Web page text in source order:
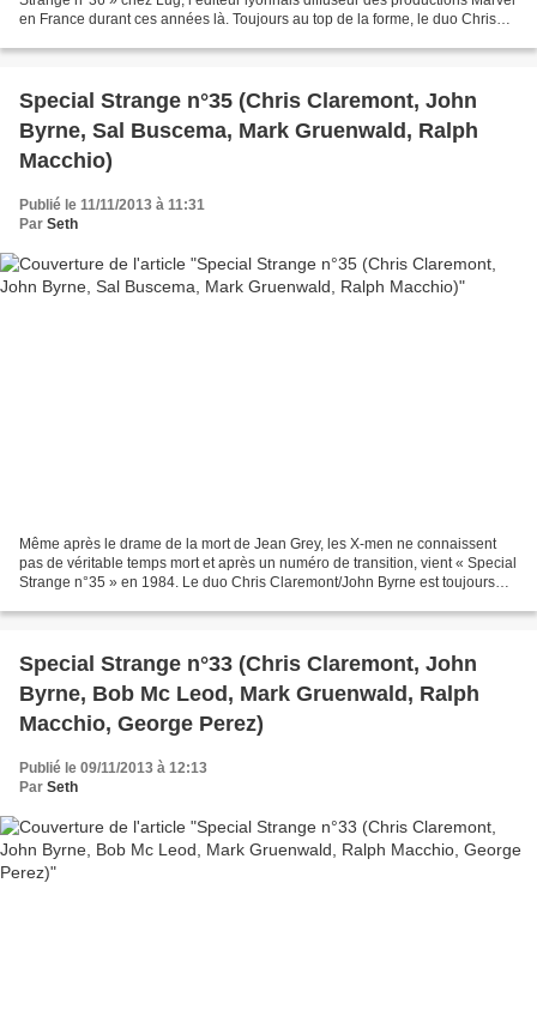
en France durant ces années là. Toujours au top de la forme, le duo Chris
Special Strange n°35 (Chris Claremont, John
Byrne, Sal Buscema, Mark Gruenwald, Ralph
Macchio)
Publié le 11/11/2013 à 11:31
Par Seth
Même après le drame de la mort de Jean Grey, les X-men ne connaissent
pas de véritable temps mort et après un numéro de transition, vient « Special
Strange n°35 » en 1984. Le duo Chris Claremont/John Byrne est toujours
Special Strange n°33 (Chris Claremont, John
Byrne, Bob Mc Leod, Mark Gruenwald, Ralph
Macchio, George Perez)
Publié le 09/11/2013 à 12:13
Par Seth